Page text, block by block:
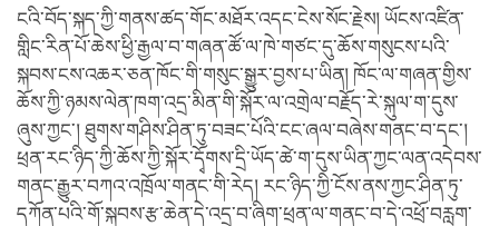
ངའི་བོད་སྐད་ཀྱི་གནས་ཚད་གོང་མཐོར་འདང་ངེས་སོང་རྗེས། ཡོངས་འཛིན་
གླིང་རིན་པོ་ཆེས་ཕྱི་རྒྱལ་བ་གཞན་ཚོ་ལ་ཁེ་གཙང་དུ་ཆོས་གསུངས་པའི་
སྐབས་ངས་འཆར་ཅན་ཁོང་གི་གསུང་སྒྱུར་བྱས་པ་ཡིན། ཁོང་ལ་གཞན་གྱིས་
ཆོས་ཀྱི་ཉམས་ལེན་ཁག་འདྲ་མིན་གི་སྐོར་ལ་འགྲེལ་བརྗོད་རེ་སྐུལ་ག་དུས་
ཞུས་ཀྱང་། ཐུགས་གཤིས་ཤིན་ཏུ་བཟང་པོའི་ངང་ཞལ་བཞེས་གནང་བ་དང་།
ཕྲན་རང་ཉིད་ཀྱི་ཆོས་ཀྱི་སྐོར་དྭོགས་དྲི་ཡོད་ཚེ་ག་དུས་ཡིན་ཀྱང་ལན་འདེབས་
གནང་རྒྱུར་བཀའ་འཁྲོལ་གནང་གི་རེད། རང་ཉིད་ཀྱི་ངོས་ནས་ཀྱང་ཤིན་ཏུ་
དཀོན་པའི་གོ་སྐབས་རྩ་ཆེན་དེ་འདྲ་བ་ཞིག་ཕྲན་ལ་གནང་བ་དེ་འཕྲོ་བརླག་